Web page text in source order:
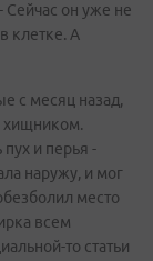
Сейчас он уже не
клетке. А
с месяц назад,
хищником.
и перья -
наружу, и мог
место
всем
то статьи